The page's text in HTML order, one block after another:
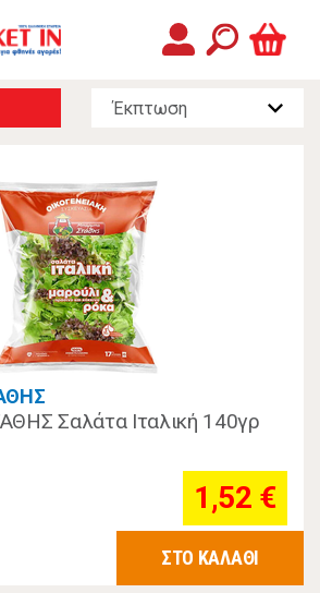
Σαλάτα Ιταλική 140γρ
1,52 €
ΣΤΟ ΚΑΛΑΘΙ